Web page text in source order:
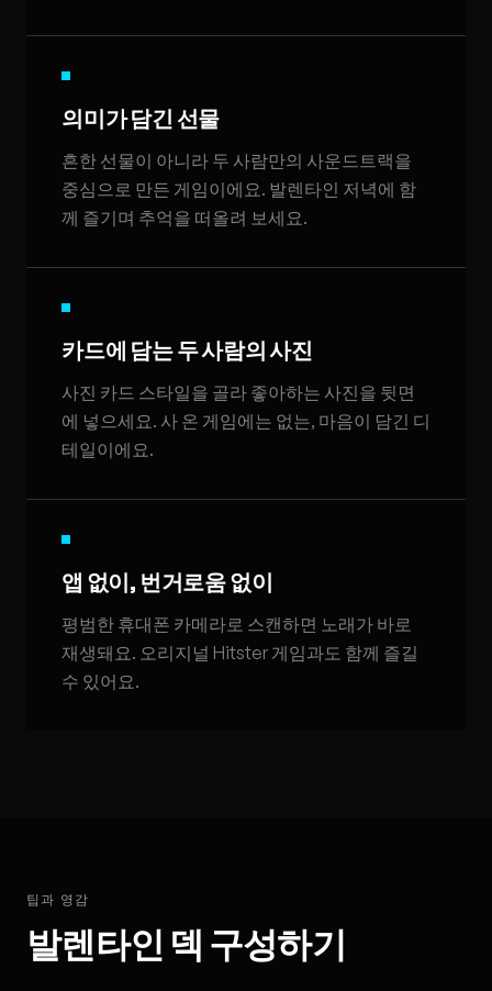
의미가 담긴 선물
흔한 선물이 아니라 두 사람만의 사운드트랙을
중심으로 만든 게임이에요. 발렌타인 저녁에 함
께 즐기며 추억을 떠올려 보세요.
카드에 담는 두 사람의 사진
사진 카드 스타일을 골라 좋아하는 사진을 뒷면
에 넣으세요. 사 온 게임에는 없는, 마음이 담긴 디
테일이에요.
앱 없이, 번거로움 없이
평범한 휴대폰 카메라로 스캔하면 노래가 바로
재생돼요. 오리지널 Hitster 게임과도 함께 즐길
수 있어요.
팁과 영감
발렌타인 덱 구성하기